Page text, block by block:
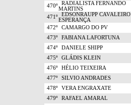
470º
RADIALISTA FERNANDO
MARTINS
471º
EDSONRAUPP CAVALEIRO
ESPERANÇA
472º
CAMARGO DO PV
473º
FABIANA LAFORTUNA
474º
DANIELE SHIPP
475º
GLÁDIS KLEIN
476º
HÉLIO TEIXEIRA
477º
SILVIO ANDRADES
478º
VERA ENGRAXATE
479º
RAFAEL AMARAL